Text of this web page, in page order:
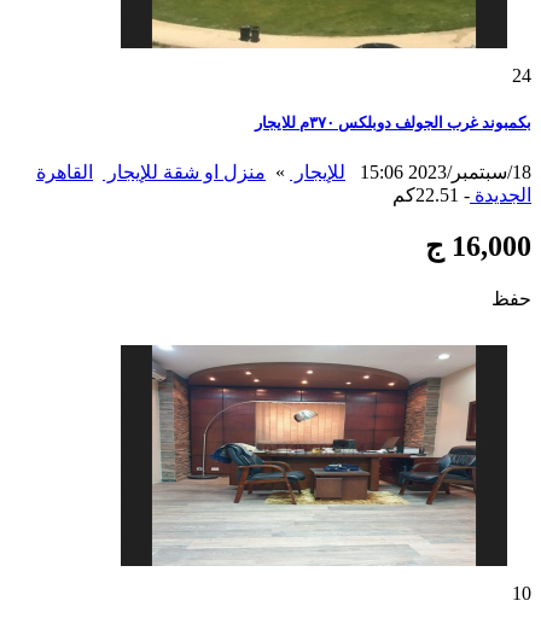
24
بكمبوند غرب الجولف دوبلكس ٣٧٠م للايجار
18/سبتمبر/2023 15:06 للإيجار » منزل او شقة للإيجار
القاهرة
الجديدة - 22.51كم
16,000 ج
حفظ
10